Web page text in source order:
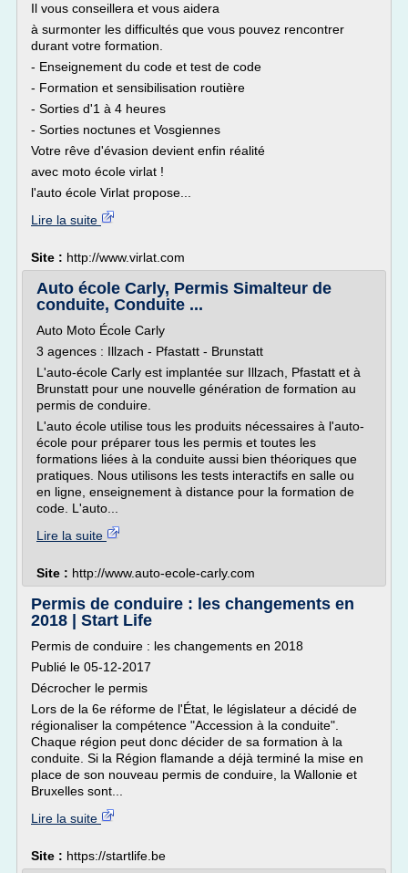
Il vous conseillera et vous aidera
à surmonter les difficultés que vous pouvez rencontrer
durant votre formation.
- Enseignement du code et test de code
- Formation et sensibilisation routière
- Sorties d'1 à 4 heures
- Sorties noctunes et Vosgiennes
Votre rêve d'évasion devient enfin réalité
avec moto école virlat !
l'auto école Virlat propose...
Lire la suite
Site : http://www.virlat.com
Auto école Carly, Permis Simalteur de
conduite, Conduite ...
Auto Moto École Carly
3 agences : Illzach - Pfastatt - Brunstatt
L'auto-école Carly est implantée sur Illzach, Pfastatt et à
Brunstatt pour une nouvelle génération de formation au
permis de conduire.
L'auto école utilise tous les produits nécessaires à l'auto-
école pour préparer tous les permis et toutes les
formations liées à la conduite aussi bien théoriques que
pratiques. Nous utilisons les tests interactifs en salle ou
en ligne, enseignement à distance pour la formation de
code. L'auto...
Lire la suite
Site : http://www.auto-ecole-carly.com
Permis de conduire : les changements en
2018 | Start Life
Permis de conduire : les changements en 2018
Publié le 05-12-2017
Décrocher le permis
Lors de la 6e réforme de l'État, le législateur a décidé de
régionaliser la compétence "Accession à la conduite".
Chaque région peut donc décider de sa formation à la
conduite. Si la Région flamande a déjà terminé la mise en
place de son nouveau permis de conduire, la Wallonie et
Bruxelles sont...
Lire la suite
Site : https://startlife.be